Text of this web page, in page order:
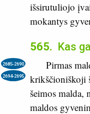
išsirutuliojo
mokantys
565. Kas
2685-2690
2694-2695
Pirmas
krikščioniškoji
šeimos malda,
maldos